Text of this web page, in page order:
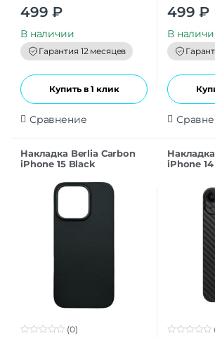
o
t
o
f
5
499 ₽
В наличии
Гарантия 12 месяцев
Купить в 1 клик
Сравнение
o
t
o
f
5
499 ₽
В
Накладка Berlia Carbon
iPhone 15 Black
(0)
iPhone